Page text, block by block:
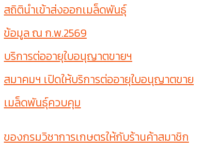
สถิตินำเข้าส่งออกเมล็ดพันธุ์
ข้อมูล ณ ก.พ.2569
บริการต่ออายุใบอนุญาตขายฯ
สมาคมฯ เปิดให้บริการต่ออายุใบอนุญาตขาย
เมล็ดพันธุ์ควบคุม
ของกรมวิชาการเกษตรให้กับร้านค้าสมาชิก